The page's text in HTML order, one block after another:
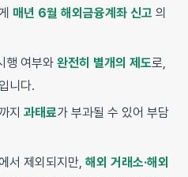
매년 6월 해외금융계좌 신고 의
행 여부와 완전히 별개의 제도로,
니다.
지 과태료가 부과될 수 있어 부담
서 제외되지만, 해외 거래소·해외